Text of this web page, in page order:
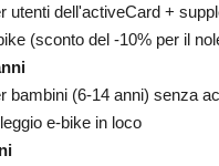
utenti dell'activeCard +
(sconto del -10% per il
bambini (6-14 anni) senza
e-bike in loco